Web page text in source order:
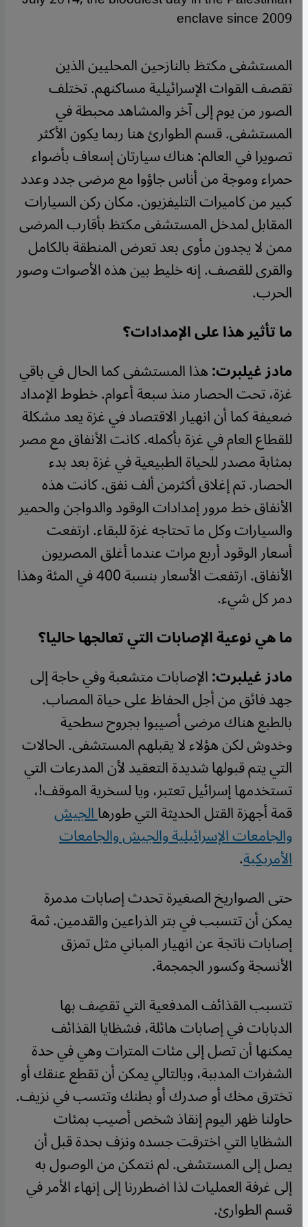
enclave since 2009
المستشفى مكتظ بالنازحين المحليين الذين
تقصف القوات الإسرائيلية مساكنهم. تختلف
الصور من يوم إلى آخر والمشاهد محبطة في
المستشفى. قسم الطوارئ هنا ربما يكون الأكثر
تصويرا في العالم: هناك سيارتان إسعاف بأضواء
حمراء وموجة من أناس جاؤوا مع مرضى جدد وعدد
كبير من كاميرات التليفزيون. مكان ركن السيارات
المقابل لمدخل المستشفى مكتظ بأقارب المرضى
ممن لا يجدون مأوى بعد تعرض المنطقة بالكامل
والقرى للقصف. إنه خليط بين هذه الأصوات وصور
الحرب.
ما تأثير هذا على الإمدادات؟
مادز غيلبرت:هذا المستشفى كما الحال في باقي
غزة، تحت الحصار منذ سبعة أعوام. خطوط الإمداد
ضعيفة كما أن انهيار الاقتصاد في غزة يعد مشكلة
للقطاع العام في غزة بأكمله. كانت الأنفاق مع مصر
بمثابة مصدر للحياة الطبيعية في غزة بعد بدء
الحصار. تم إغلاق أكثرمن ألف نفق. كانت هذه
الأنفاق خط مرور إمدادات الوقود والدواجن والحمير
والسيارات وكل ما تحتاجه غزة للبقاء. ارتفعت
أسعار الوقود أربع مرات عندما أغلق المصريون
الأنفاق. ارتفعت الأسعار بنسبة 400 في المئة وهذا
دمر كل شيء.
ما هي نوعية الإصابات التي تعالجها حاليا؟
مادز غيلبرت:الإصابات متشعبة وفي حاجة إلى
جهد فائق من أجل الحفاظ على حياة المصاب.
بالطبع هناك مرضى أصيبوا بجروح سطحية
وخدوش لكن هؤلاء لا يقبلهم المستشفى. الحالات
التي يتم قبولها شديدة التعقيد لأن المدرعات التي
تستخدمها إسرائيل تعتبر، ويا لسخرية الموقف!،
قمة أجهزة القتل الحديثة التي طورهاالجيش
والجامعات الإسرائيلية والجيش والجامعات
الأمريكية.
حتى الصواريخ الصغيرة تحدث إصابات مدمرة
يمكن أن تتسبب في بتر الذراعين والقدمين. ثمة
إصابات ناتجة عن انهيار المباني مثل تمزق
الأنسجة وكسور الجمجمة.
تتسبب القذائف المدفعية التي تقصِف بها
الدبابات في إصابات هائلة، فشظايا القذائف
يمكنها أن تصل إلى مئات المترات وهي في حدة
الشفرات المدببة، وبالتالي يمكن أن تقطع عنقك أو
تخترق مخك أو صدرك أو بطنك وتتسب في نزيف.
حاولنا ظهر اليوم إنقاذ شخص أصيب بمئات
الشظايا التي اخترقت جسده ونزف بحدة قبل أن
يصل إلى المستشفى. لم نتمكن من الوصول به
إلى غرفة العمليات لذا اضطررنا إلى إنهاء الأمر في
قسم الطوارئ.